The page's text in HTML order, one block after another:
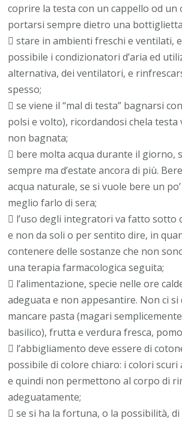
coprire la testa con un cappello od un
portarsi sempre dietro una bottiglietta
 stare in ambienti freschi e ventilati,
possibile i condizionatori d’aria ed
alternativa, dei ventilatori, e
spesso;
 se viene il “mal di testa” bagnarsi
polsi e volto), ricordandosi chela testa
non bagnata;
 bere molta acqua durante il giorno,
sempre ma d’estate ancora di più.
acqua naturale, se si vuole bere un
meglio farlo di sera;
 l’uso degli integratori va fatto sotto
e non da soli o per sentito dire, in
contenere delle sostanze che non
una terapia farmacologica seguita;
 l’alimentazione, specie nelle ore
adeguata e non appesantire. Non ci si
mancare pasta (magari
basilico), frutta e verdura fresca,
 l’abbigliamento deve essere di
possibile di colore chiaro: i colori
e quindi non permettono al corpo di
adeguatamente;
 se si ha la fortuna, o la possibilità,